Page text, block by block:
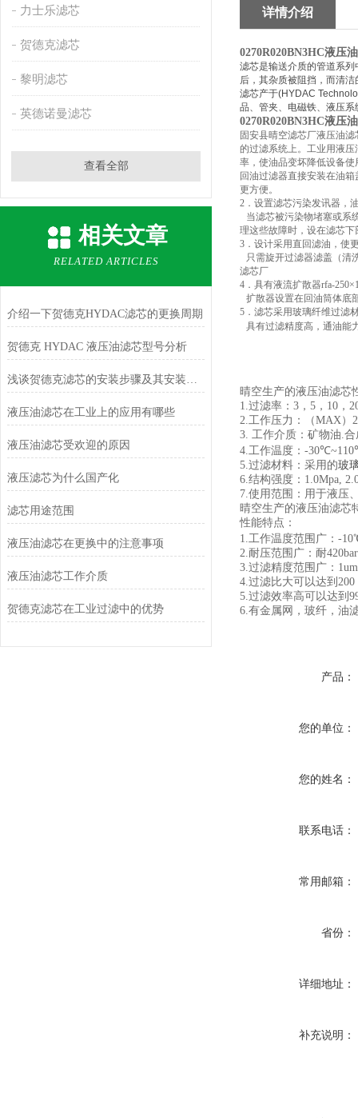
力士乐滤芯
贺德克滤芯
黎明滤芯
英德诺曼滤芯
查看全部
相关文章
RELATED ARTICLES
介绍一下贺德克HYDAC滤芯的更换周期
贺德克 HYDAC 液压油滤芯型号分析
浅谈贺德克滤芯的安装步骤及其安装注意事项
液压油滤芯在工业上的应用有哪些
液压油滤芯受欢迎的原因
液压滤芯为什么国产化
滤芯用途范围
液压油滤芯在更换中的注意事项
液压油滤芯工作介质
贺德克滤芯在工业过滤中的优势
详情介绍
0270R020BN3HC液压
滤芯是输送介质的管道系
后，其杂质被阻挡，而清
滤芯产于(HYDAC
品、管夹、电磁铁、液压
0270R020BN3HC液压
固安县晴空滤芯厂液压油
的过滤系统上。工业用液
率，使油品变坏降低设备
回油过滤器直接安装在油
更方便。
2 ．设置滤芯污染发讯器，
当滤芯被污染物堵塞或系
理这些故障时，设在滤芯
3 ．设计采用直回滤油，使
只需旋开过滤器滤盖（清
滤芯厂
4 ．具有液流扩散器rfa-250×
扩散器设置在回油筒体底
5 ．滤芯采用玻璃纤维过滤
具有过滤精度高，通油能
晴空生产的液压油滤芯
1.过滤率： 3 ， 5 ， 10 ，
2.工作压力：（MAX）
3. 工作介质：矿物油.合
4.工作温度： -30℃~110
5.过滤材料：采用的玻
6.结构强度： 1.0Mpa,
7.使用范围：用于液压
晴空生产的液压油滤芯
性能特点：
1.工作温度范围广： -10
2.耐压范围广：耐420bar
3.过滤精度范围广：
4.过滤比大可以达到 200
5.过滤效率高可以达到
6.有金属网，玻纤，油
产品：
您的单位：
您的姓名：
联系电话：
常用邮箱：
省份：
详细地址：
补充说明：